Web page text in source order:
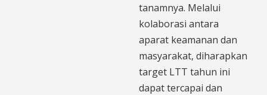
tanamnya. Melalui
kolaborasi antara
aparat keamanan dan
masyarakat, diharapkan
target LTT tahun ini
dapat tercapai dan